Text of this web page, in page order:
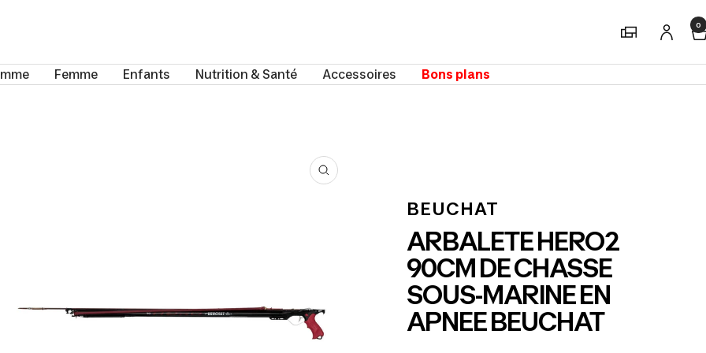
Magasins 0
Femme Enfants Nutrition & Santé Accessoires Bons plans
Zoom
BEUCHAT
ARBALETE HERO2
90CM DE CHASSE
SOUS-MARINE EN
APNEE BEUCHAT